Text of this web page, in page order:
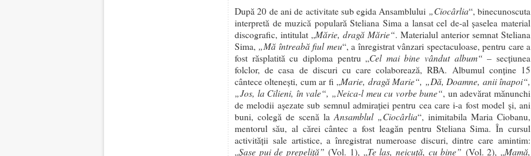
După 20 de ani de activitate sub egida Ansamblului „Ciocârlia“, binecunoscuta
interpretă de muzică populară Steliana Sima a lansat cel de-al şaselea material
discografic, intitulat „Mărie, dragă Mărie“. Materialul anterior semnat Steliana
Sima, „Mă întreabă fiul meu“, a înregistrat vânzari spectaculoase, pentru care a
fost răsplatită cu diploma pentru „Cel mai bine vândut album“ – secţiunea
folclor, de casa de discuri cu care colaborează, RBA. Albumul conţine 15
cântece olteneşti, cum ar fi „Marie, dragă Marie“, „Dă, Doamne, anii înapoi“,
„Jos, la Cilieni, în vale“, „Neica-l meu cu vorbe bune“, un adevărat mănunchi
de melodii aşezate sub semnul admiraţiei pentru cea care i-a fost model şi, ani
buni, colegă de scenă laAnsamblul „Ciocârlia“, inimitabila Maria Ciobanu,
mentorul său, al cărei cântec a fost leagăn pentru Steliana Sima. În cursul
activității sale artistice, a înregistrat numeroase discuri, dintre care amintim:
„Șase pui de prepeliță” (Vol. 1), „Te las, neicuță, cu bine” (Vol. 2), „Mamă,